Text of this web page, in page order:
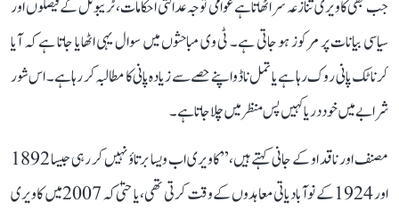
جب بھی کاویری تنازعہ سر اٹھاتا ہے عوامی توجہ عدالتی احکامات، ٹریبونل کے فیصلوں اور
سیاسی بیانات پر مرکوز ہو جاتی ہے۔ ٹی وی مباحثوں میں سوال یہی اٹھایا جاتا ہے کہ آیا
کرناٹک پانی روک رہا ہے یا تمل ناڈو اپنے حصے سے زیادہ پانی کا مطالبہ کر رہا ہے۔ اس شور
شرابے میں خود دریا کہیں پس منظر میں چلا جاتا ہے۔
مصنف اور ناقد او کے جانی کہتے ہیں، ’’کاویری اب ویسا برتاؤ نہیں کر رہی جیسا 1892
اور 1924 کے نوآبادیاتی معاہدوں کے وقت کرتی تھی، یا حتیٰ کہ 2007 میں کاویری